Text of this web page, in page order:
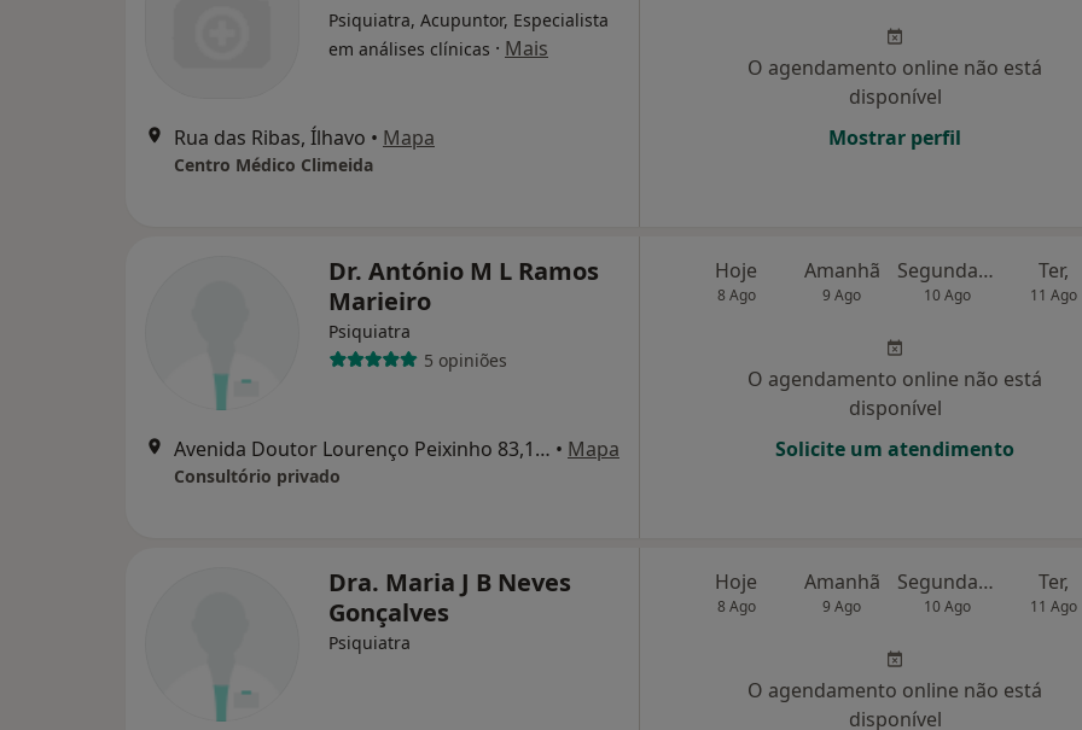
Psiquiatra, Acupuntor, Especialista
em análises clínicas · Mais
Rua das Ribas, Ílhavo • Mapa
Centro Médico Climeida
O agendamento online não está
disponível
Mostrar perfil
Dr. António M L Ramos
Marieiro
Psiquiatra
5 opiniões
Avenida Doutor Lourenço Peixinho 83,1º-E, Aveiro • Mapa
Consultório privado
Hoje
8 Ago
Amanhã
9 Ago
Segunda-feira
10 Ago
Ter,
11 Ago
O agendamento online não está
disponível
Solicite um atendimento
Dra. Maria J B Neves
Gonçalves
Psiquiatra
Hoje
8 Ago
Amanhã
9 Ago
Segunda-feira
10 Ago
Ter,
11 Ago
O agendamento online não está
disponível